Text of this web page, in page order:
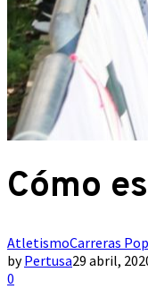
Cómo
AtletismoCarreras
byPertusa29 abril,
0